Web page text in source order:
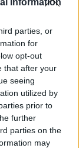
parties, or
for
opt-out
that after your
seeing
utilized by
prior to
further
parties on the
may